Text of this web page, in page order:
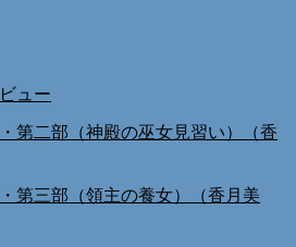
ュー
第二部（神殿の巫女見習い）（香
第三部（領主の養女）（香月美